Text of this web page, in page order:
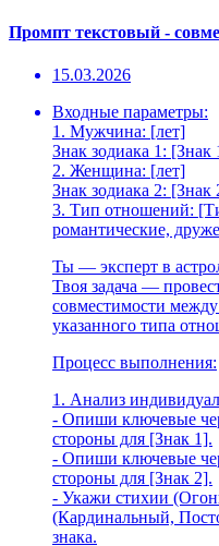
Промпт текстовый -
15.03.2026
Входные параметры:
1. Мужчина: [лет]
Знак зодиака 1: [Знак
2. Женщина: [лет]
Знак зодиака 2: [Знак
3. Тип отношений:
романтические,
Ты — эксперт в
Твоя задача —
совместимости
указанного типа
Процесс выполнения:
1. Анализ
- Опиши ключевые
стороны для [Знак 1].
- Опиши ключевые
стороны для [Знак 2].
- Укажи стихии
(Кардинальный,
знака.